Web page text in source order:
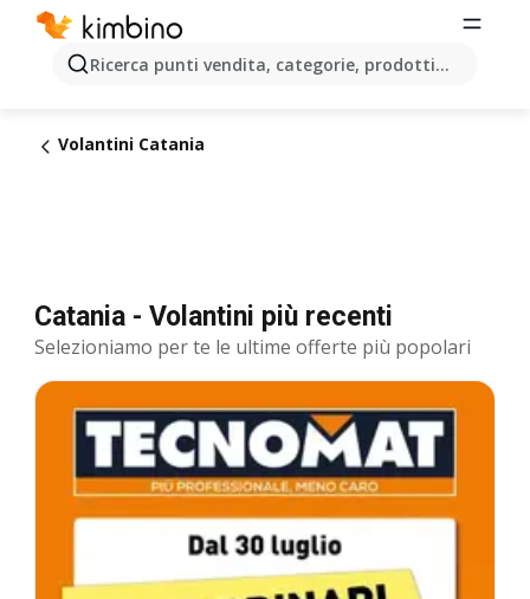
Ricerca punti vendita, categorie, prodotti...
Volantini Catania
Catania - Volantini più recenti
Selezioniamo per te le ultime offerte più popolari